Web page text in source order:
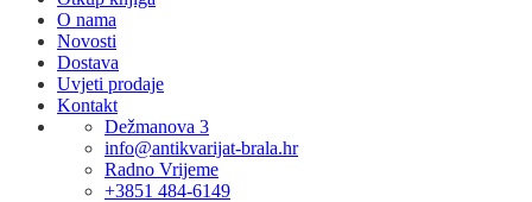
O nama
Novosti
Dostava
Uvjeti prodaje
Kontakt
Dežmanova 3
info@antikvarijat-brala.hr
Radno Vrijeme
+3851 484-6149